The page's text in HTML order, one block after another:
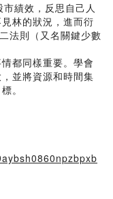
績效，反思自己人
林的狀況，進而衍
法則（又名關鍵少數
都同樣重要。學會
並將資源和時間集
。